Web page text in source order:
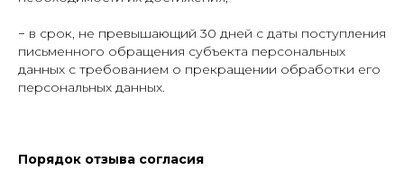
− в срок, не превышающий 30 дней с даты поступления
письменного обращения субъекта персональных
данных с требованием о прекращении обработки его
персональных данных.
Порядок отзыва согласия